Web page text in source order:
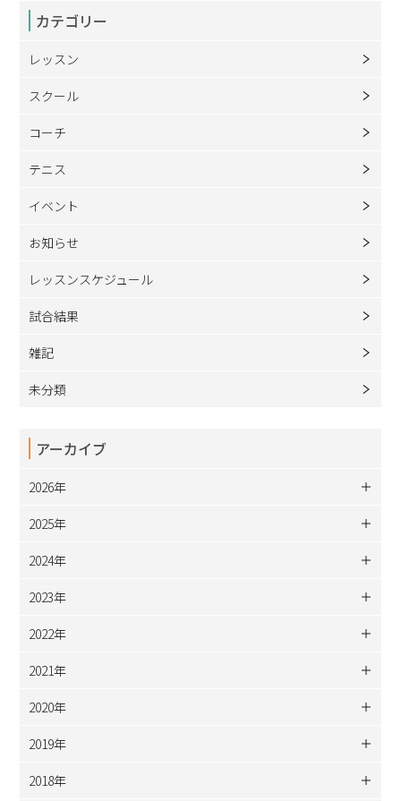
カテゴリー
レッスン
スクール
コーチ
テニス
イベント
お知らせ
レッスンスケジュール
試合結果
雑記
未分類
アーカイブ
2026年
2025年
2024年
2023年
2022年
2021年
2020年
2019年
2018年